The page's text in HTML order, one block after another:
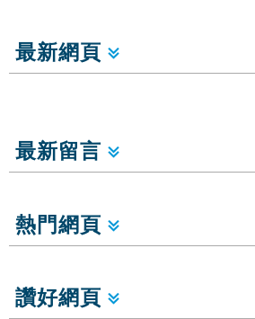
最新網頁
最新留言
熱門網頁
讚好網頁